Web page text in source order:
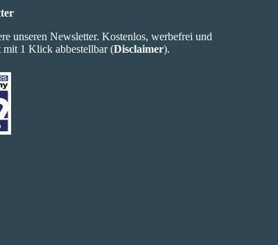
unseren Newsletter. Kostenlos, werbefrei und
mit 1 Klick abbestellbar (Disclaimer).